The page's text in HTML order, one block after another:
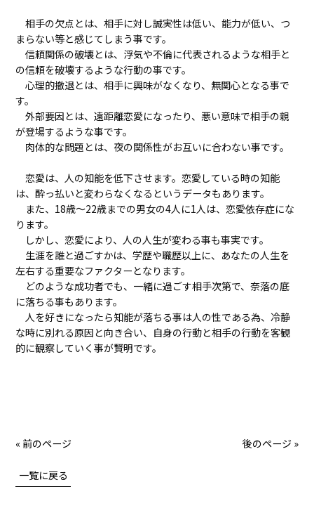
相手の欠点とは、相手に対し誠実性は低い、能力が低い、つ
まらない等と感じてしまう事です。
信頼関係の破壊とは、浮気や不倫に代表されるような相手と
の信頼を破壊するような行動の事です。
心理的撤退とは、相手に興味がなくなり、無関心となる事で
す。
外部要因とは、遠距離恋愛になったり、悪い意味で相手の親
が登場するような事です。
肉体的な問題とは、夜の関係性がお互いに合わない事です。
恋愛は、人の知能を低下させます。恋愛している時の知能
は、酔っ払いと変わらなくなるというデータもあります。
また、18歳～22歳までの男女の4人に1人は、恋愛依存症にな
ります。
しかし、恋愛により、人の人生が変わる事も事実です。
生涯を誰と過ごすかは、学歴や職歴以上に、あなたの人生を
左右する重要なファクターとなります。
どのような成功者でも、一緒に過ごす相手次第で、奈落の底
に落ちる事もあります。
人を好きになったら知能が落ちる事は人の性である為、冷静
な時に別れる原因と向き合い、自身の行動と相手の行動を客観
的に観察していく事が賢明です。
« 前のページ 後のページ »
一覧に戻る